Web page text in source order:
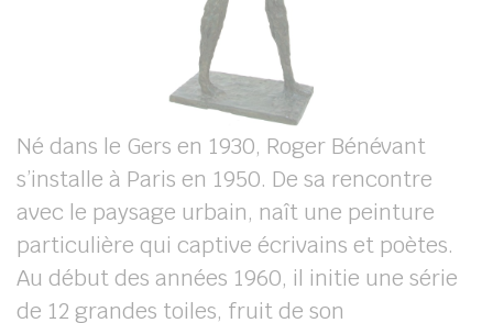
Né dans le Gers en 1930, Roger Bénévant
s’installe à Paris en 1950. De sa rencontre
avec le paysage urbain, naît une peinture
particulière qui captive écrivains et poètes.
Au début des années 1960, il initie une série
de 12 grandes toiles, fruit de son